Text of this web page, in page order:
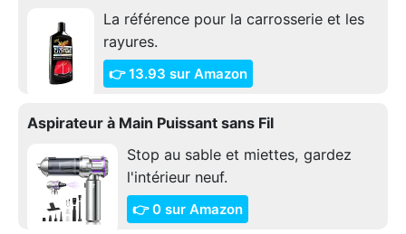
La référence pour la carrosserie et les
rayures.
👉 13.93 sur Amazon
Aspirateur à Main Puissant sans Fil
Stop au sable et miettes, gardez
l'intérieur neuf.
👉 0 sur Amazon